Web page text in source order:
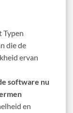
Typen
die de
ervan
software nu
en